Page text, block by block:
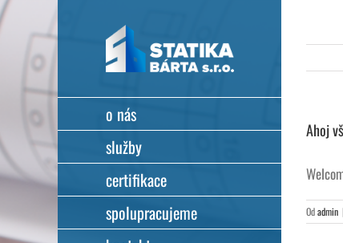
Přeskočit
na
o nás
služby
certifikace
spolupracujeme
Ahoj
Odadmin |